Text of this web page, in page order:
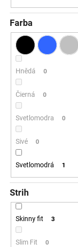
Farba
Hnědá 0
Čierná 0
Svetlomodra 0
Sivé 0
Svetlomodrá 1
Strih
Skinny fit 3
Slim Fit 0